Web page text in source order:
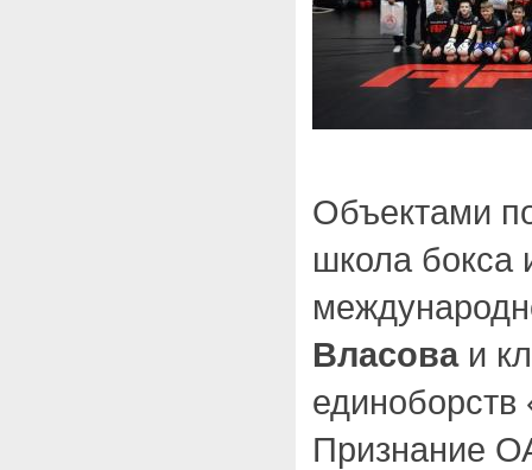
Объектами
школа бокса
Власоваи
Признание